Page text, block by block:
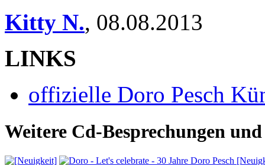
Kitty N., 08.08.2013
LINKS
offizielle Doro Pesch
Weitere Cd-Besprechungen